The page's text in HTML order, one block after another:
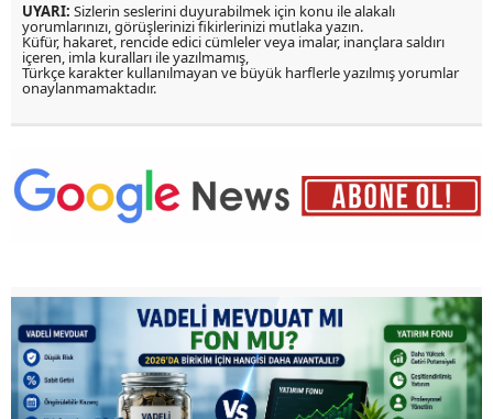
UYARI: Sizlerin seslerini duyurabilmek için konu ile alakalı
yorumlarınızı, görüşlerinizi fikirlerinizi mutlaka yazın.
Küfür, hakaret, rencide edici cümleler veya imalar, inançlara saldırı
içeren, imla kuralları ile yazılmamış,
Türkçe karakter kullanılmayan ve büyük harflerle yazılmış yorumlar
onaylanmamaktadır.